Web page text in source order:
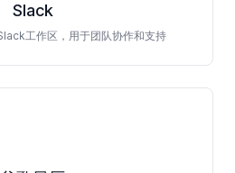
Slack
工作区，用于团队协作和支持